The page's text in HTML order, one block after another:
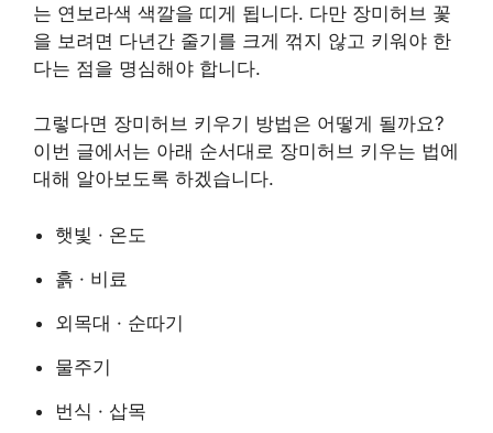
는 연보라색 색깔을 띠게 됩니다. 다만 장미허브 꽃
을 보려면 다년간 줄기를 크게 꺾지 않고 키워야 한
다는 점을 명심해야 합니다.
그렇다면 장미허브 키우기 방법은 어떻게 될까요?
이번 글에서는 아래 순서대로 장미허브 키우는 법에
대해 알아보도록 하겠습니다.
햇빛 · 온도
흙 · 비료
외목대 · 순따기
물주기
번식 · 삽목